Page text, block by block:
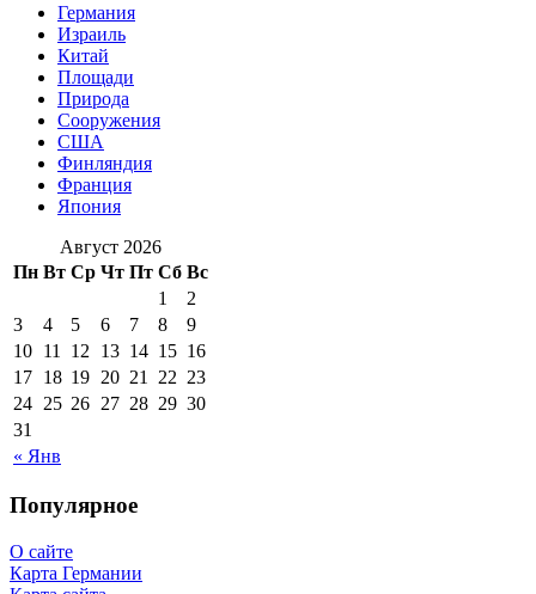
Германия
Израиль
Китай
Площади
Природа
Сооружения
США
Финляндия
Франция
Япония
Август 2026
Пн Вт Ср Чт Пт Сб Вс
« Янв
1
2
3
4 5 6 7 8
9
10 11 12 13 14 15 16
17 18 19 20 21 22 23
24 25 26 27 28 29 30
31
Популярное
О сайте
Карта Германии